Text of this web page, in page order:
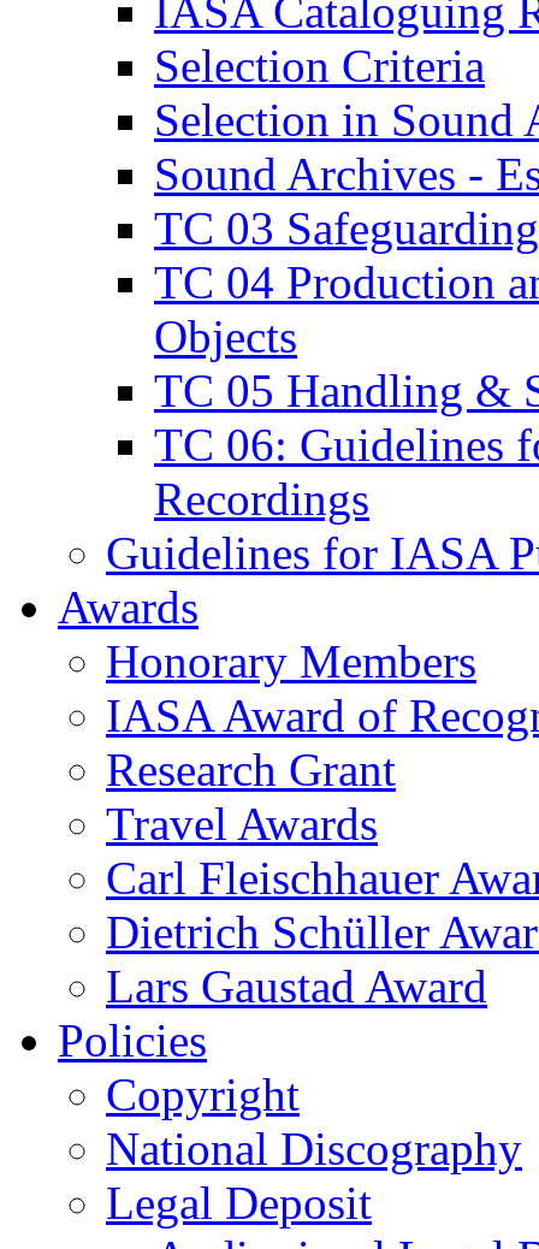
IASA Cataloguing
Selection Criteria
Selection in Sound
Sound Archives -
TC 03
TC 04 Production
Objects
TC 05 Handling &
TC 06: Guidelines
Recordings
Guidelines for IASA
Awards
Honorary Members
IASA Award of
Research Grant
Travel Awards
Carl Fleischhauer
Dietrich Schüller
Lars Gaustad Award
Policies
Copyright
National Discography
Legal Deposit